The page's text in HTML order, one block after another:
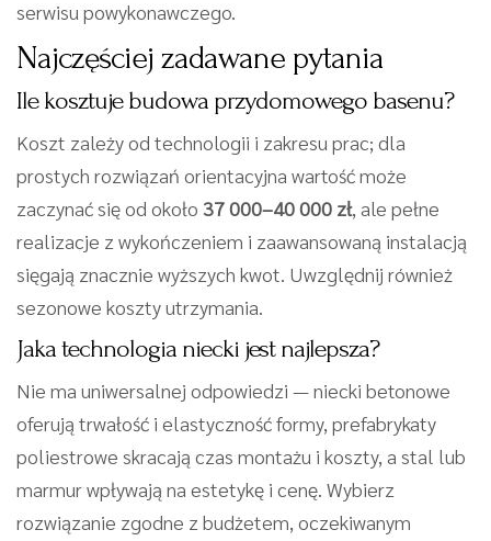
serwisu powykonawczego.
Najczęściej zadawane pytania
Ile kosztuje budowa przydomowego basenu?
Koszt zależy od technologii i zakresu prac; dla
prostych rozwiązań orientacyjna wartość może
zaczynać się od około 37 000–40 000 zł, ale pełne
realizacje z wykończeniem i zaawansowaną instalacją
sięgają znacznie wyższych kwot. Uwzględnij również
sezonowe koszty utrzymania.
Jaka technologia niecki jest najlepsza?
Nie ma uniwersalnej odpowiedzi — niecki betonowe
oferują trwałość i elastyczność formy, prefabrykaty
poliestrowe skracają czas montażu i koszty, a stal lub
marmur wpływają na estetykę i cenę. Wybierz
rozwiązanie zgodne z budżetem, oczekiwanym